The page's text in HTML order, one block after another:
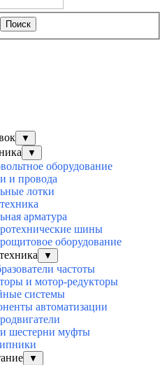
Поиск
▼
▼
оборудование
и провода
лотки
арматура
шины
оборудование
▼
частоты
и мотор-редукторы
системы
автоматизации
шестерни муфты
▼